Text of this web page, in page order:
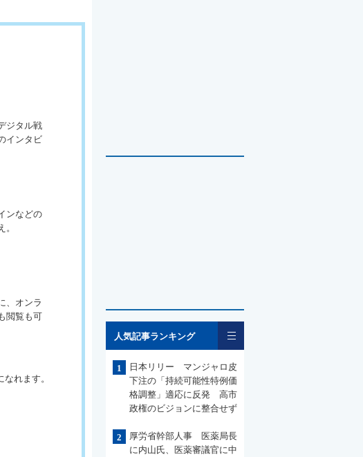
ジタル戦
インタビ
ンなどの
、オンラ
閲覧も可
れます。
人気記事ランキング
1
日本リリー マンジャロ皮
下注の「持続可能性特例価
格調整」適応に反発 高市
政権のビジョンに整合せず
2
厚労省幹部人事 医薬局長
に内山氏、医薬審議官に中